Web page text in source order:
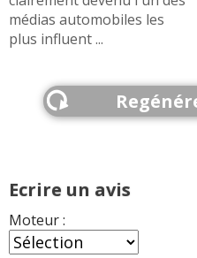
médias automobiles les
plus influent ...
Ecrire un avis
Moteur :